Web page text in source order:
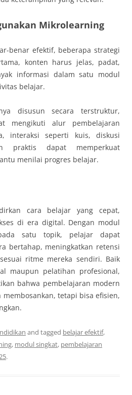
Mikrolearning
benar efektif, beberapa strategi
konten harus jelas, padat,
informasi dalam satu modul
belajar.
disusun secara terstruktur,
mengikuti alur pembelajaran
interaksi seperti kuis, diskusi
praktis dapat memperkuat
menilai progres belajar.
cara belajar yang cepat,
di era digital. Dengan modul
satu topik, pelajar dapat
bertahap, meningkatkan retensi
ritme mereka sendiri. Baik
maupun pelatihan profesional,
bahwa pembelajaran modern
tetapi bisa efisien,
and tagged belajar efektif,
, modul singkat, pembelajaran
.